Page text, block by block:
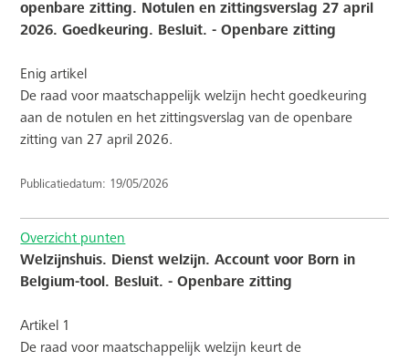
openbare zitting. Notulen en zittingsverslag 27 april
2026. Goedkeuring. Besluit. - Openbare zitting
Enig artikel
De raad voor maatschappelijk welzijn hecht goedkeuring
aan de notulen en het zittingsverslag van de openbare
zitting van 27 april 2026.
Publicatiedatum: 19/05/2026
Overzicht punten
Welzijnshuis. Dienst welzijn. Account voor Born in
Belgium-tool. Besluit. - Openbare zitting
Artikel 1
De raad voor maatschappelijk welzijn keurt de